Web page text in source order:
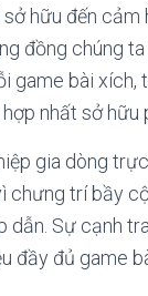
hữu đến
đồng chúng
game bài
nhất sở hữu
gia dòng
chưng trí bầy
Sự cạnh
đầy đủ game